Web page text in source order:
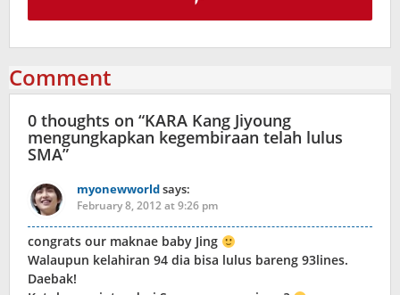
Comment
0 thoughts on “KARA Kang Jiyoung
mengungkapkan kegembiraan telah lulus
SMA”
myonewworldsays:
February 8, 2012 at 9:26 pm
congrats our maknae baby Jing
Walaupun kelahiran 94 dia bisa lulus bareng 93lines.
Daebak!